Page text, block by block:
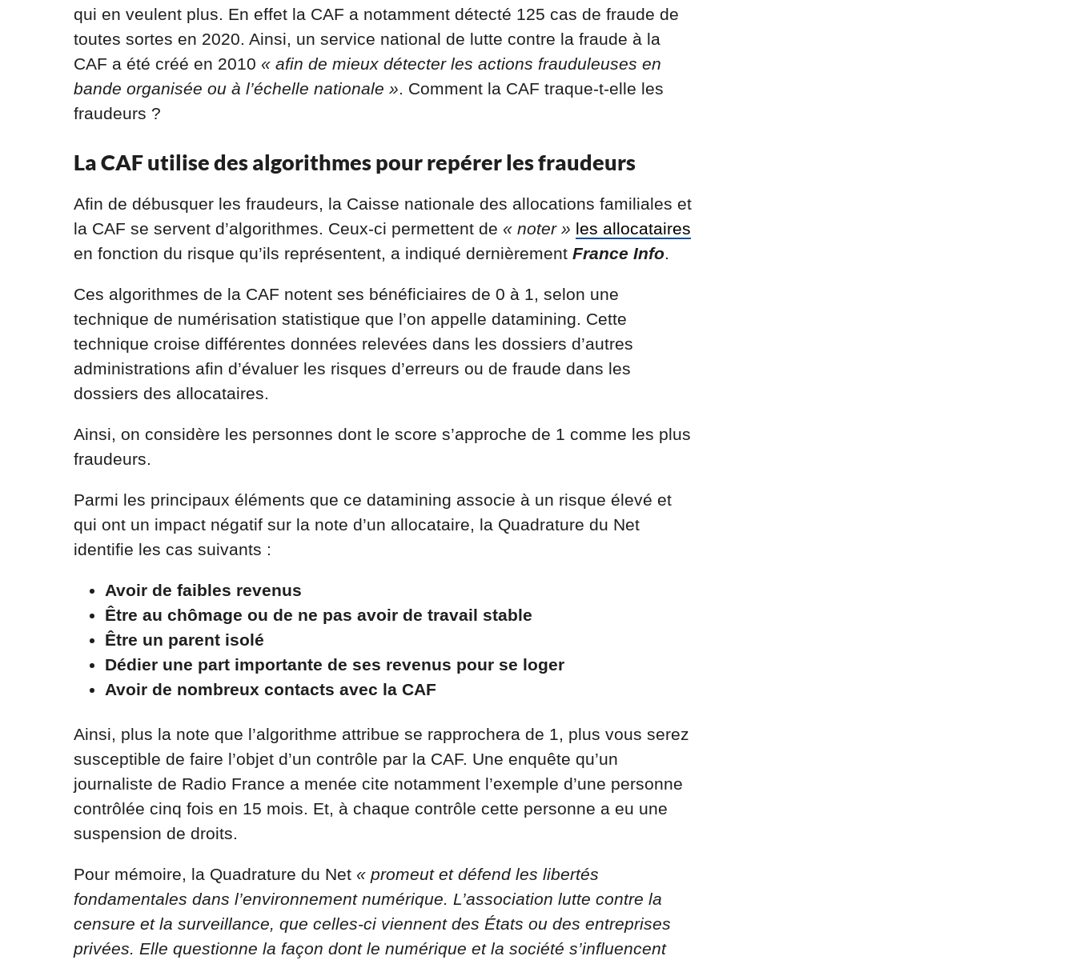
qui en veulent plus. En effet la CAF a notamment détecté 125 cas de fraude de
toutes sortes en 2020. Ainsi, un service national de lutte contre la fraude à la
CAF a été créé en 2010 « afin de mieux détecter les actions frauduleuses en
bande organisée ou à l’échelle nationale ». Comment la CAF traque-t-elle les
fraudeurs ?
La CAF utilise des algorithmes pour repérer les fraudeurs
Afin de débusquer les fraudeurs, la Caisse nationale des allocations familiales et
la CAF se servent d’algorithmes. Ceux-ci permettent de « noter » les allocataires
en fonction du risque qu’ils représentent, a indiqué dernièrement France Info.
Ces algorithmes de la CAF notent ses bénéficiaires de 0 à 1, selon une
technique de numérisation statistique que l’on appelle datamining. Cette
technique croise différentes données relevées dans les dossiers d’autres
administrations afin d’évaluer les risques d’erreurs ou de fraude dans les
dossiers des allocataires.
Ainsi, on considère les personnes dont le score s’approche de 1 comme les plus
fraudeurs.
Parmi les principaux éléments que ce datamining associe à un risque élevé et
qui ont un impact négatif sur la note d’un allocataire, la Quadrature du Net
identifie les cas suivants :
Avoir de faibles revenus
Être au chômage ou de ne pas avoir de travail stable
Être un parent isolé
Dédier une part importante de ses revenus pour se loger
Avoir de nombreux contacts avec la CAF
Ainsi, plus la note que l’algorithme attribue se rapprochera de 1, plus vous serez
susceptible de faire l’objet d’un contrôle par la CAF. Une enquête qu’un
journaliste de Radio France a menée cite notamment l’exemple d’une personne
contrôlée cinq fois en 15 mois. Et, à chaque contrôle cette personne a eu une
suspension de droits.
Pour mémoire, la Quadrature du Net « promeut et défend les libertés
fondamentales dans l’environnement numérique. L’association lutte contre la
censure et la surveillance, que celles-ci viennent des États ou des entreprises
privées. Elle questionne la façon dont le numérique et la société s’influencent